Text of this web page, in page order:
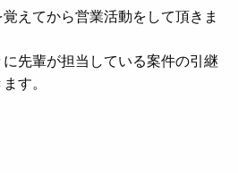
えてから営業活動をして頂きま
先輩が担当している案件の引継
す。